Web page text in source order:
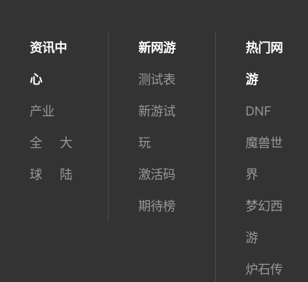
资讯中
心
产业
全
球
大
陆
新网游
测试表
新游试
玩
激活码
期待榜
热门网
游
DNF
魔兽世
界
梦幻西
游
炉石传